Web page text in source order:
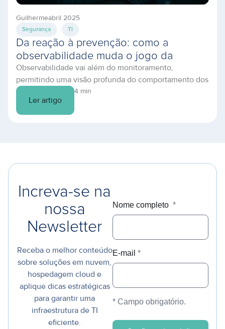
Guilhermeabril 2025
Segurança TI
Da reação à prevenção: como a
observabilidade muda o jogo da
infraestrutura em nuvem
Observabilidade vai além do monitoramento,
permitindo uma visão profunda do comportamento dos
sistemas. Descubra como prevenir falhas e otimizar
sua TI.Ler artigo
4 min
Increva-se na
nossa
Newsletter
Receba o melhor conteúdo
sobre soluções em nuvem,
hospedagem cloud e
aplique dicas estratégicas
para garantir uma
infraestrutura de TI
eficiente.
Nome completo *
E-mail *
* Campo obrigatório.